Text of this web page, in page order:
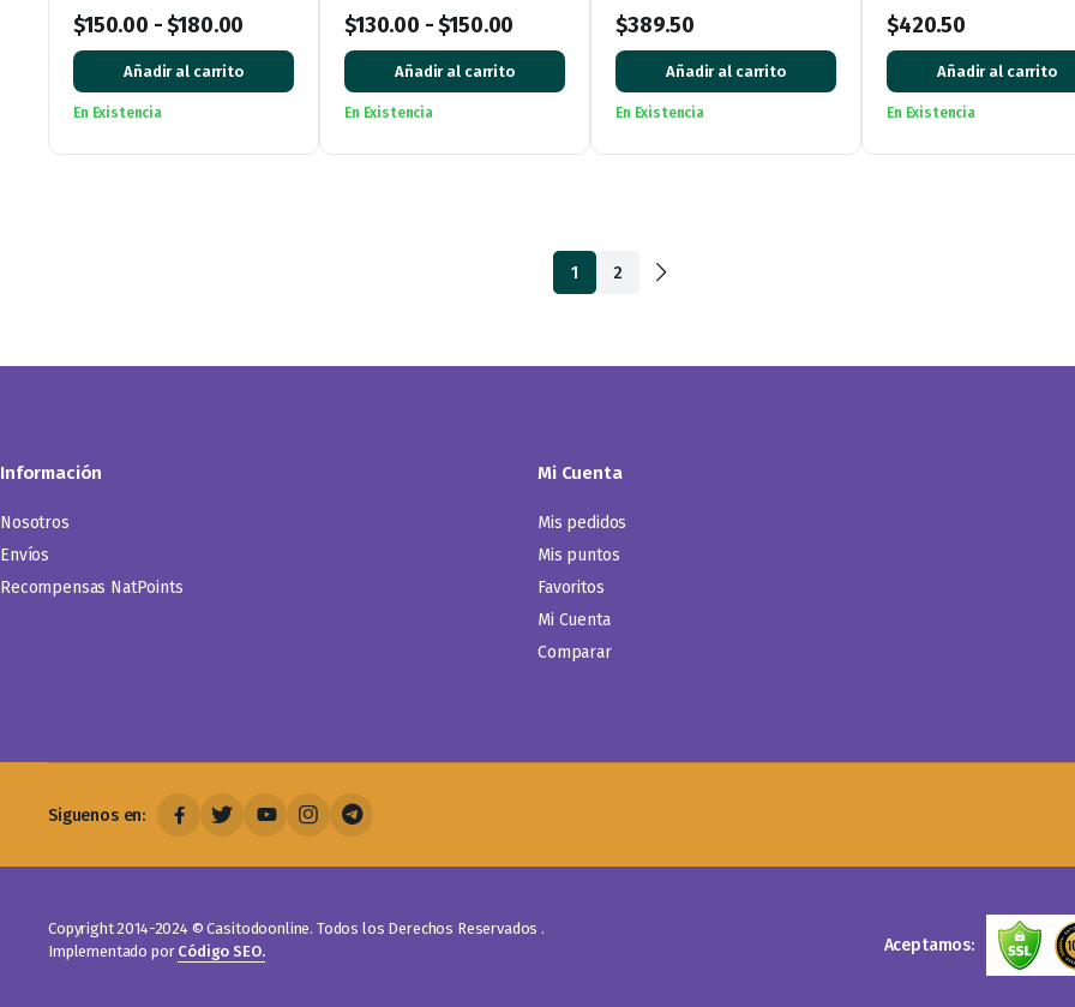
$150.00 -$180.00
Añadir al carrito
En Existencia
$130.00 -$150.00
Añadir al carrito
En Existencia
$389.50
Añadir al carrito
En Existencia
$420.50
Añadir al carrito
En Existencia
1 2
Información
Nosotros
Envíos
Recompensas NatPoints
Mi Cuenta
Mis pedidos
Mis puntos
Favoritos
Mi Cuenta
Comparar
Siguenos en:
Copyright 2014-2024 © Casitodoonline. Todos los Derechos Reservados .
Implementado por Código SEO. Aceptamos: